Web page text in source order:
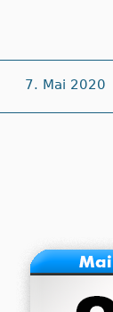
7. Mai 2020